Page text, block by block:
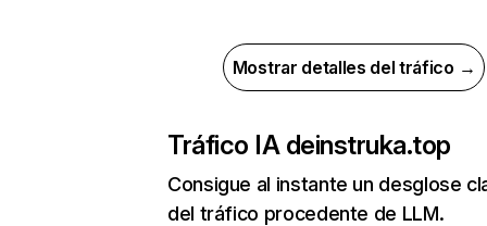
Mostrar detalles del tráfico →
Tráfico IA deinstruka.top
Consigue al instante un desglose
del tráfico procedente de LLM.